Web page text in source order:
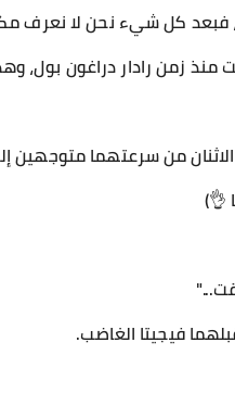
فبعد كل شيء نحن لا نعرف
زمن رادار دراغون بول،
من سرعتهما متوجهين
👌)
فيجيتا الغاضب.